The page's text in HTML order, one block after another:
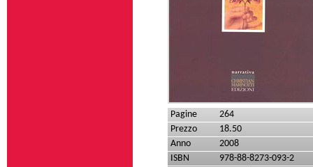
Pagine
264
Prezzo
18.50
Anno
2008
ISBN
978-88-8273-093-2